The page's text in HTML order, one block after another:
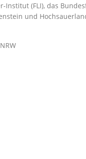
Institut (FLI), das
und